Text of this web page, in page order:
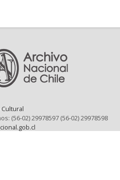
(56-02) 29978597 (56-02) 29978598